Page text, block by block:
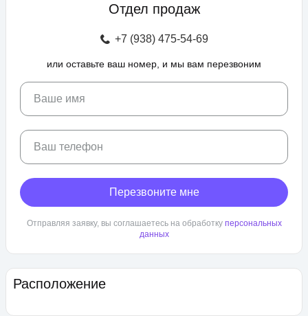
зоны отдыха с беседками, спроектирован бульвар и
автовладельцев предусмотрен крытый и гостевой паркинг.
ЖК «Любимово» находится в районе «Губернский». Внешняя
инфраструктура развита, в пешей доступности: школа,
детский сад, магазины, поликлиника, салоны красоты. До
центра Краснодара — 25 минут транспортом.
Расположение
Отдел продаж
+7 (938) 475-54-69
или оставьте ваш номер, и мы вам перезвоним
Ваше имя
Ваш телефон
Перезвоните мне
Отправляя заявку, вы соглашаетесь на обработку персональных
данных